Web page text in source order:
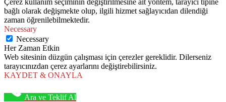
bağlı olarak değişmekte olup, ilgili hizmet sağlayıcıdan dilendiği
zaman öğrenilebilmektedir.
Necessary
Necessary
Her Zaman Etkin
Web sitesinin düzgün çalışması için çerezler gereklidir. Dilerseniz
tarayıcınızdan çerez ayarlarını değiştirebilirsiniz.
KAYDET & ONAYLA
Ara ve Teklif Al